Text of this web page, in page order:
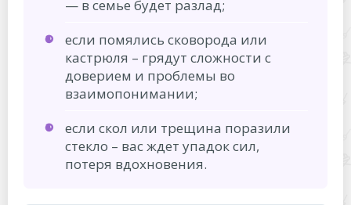
— в семье будет разлад;
если помялись сковорода или
кастрюля – грядут сложности с
доверием и проблемы во
взаимопонимании;
если скол или трещина поразили
стекло – вас ждет упадок сил,
потеря вдохновения.